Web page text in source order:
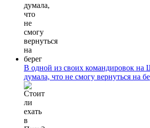
В одной из своих командировок на
думала, что не смогу вернуться на